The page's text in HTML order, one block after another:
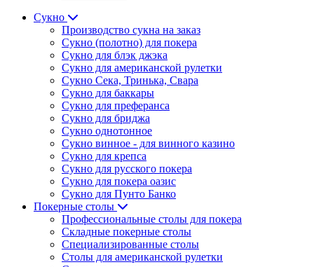
Сукно
Производство сукна на заказ
Сукно (полотно) для покера
Сукно для блэк джэка
Сукно для американской рулетки
Сукно Сека, Тринька, Свара
Сукно для баккары
Сукно для преферанса
Сукно для бриджа
Сукно однотонное
Сукно винное - для винного казино
Сукно для крепса
Сукно для русского покера
Сукно для покера оазис
Сукно для Пунто Банко
Покерные столы
Профессиональные столы для покера
Складные покерные столы
Специализированные столы
Столы для американской рулетки